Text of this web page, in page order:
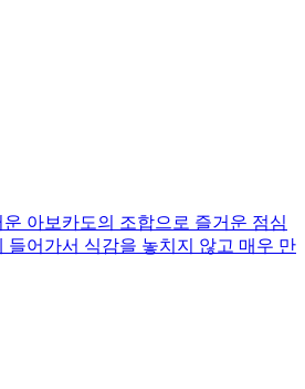
아보카도의 조합으로 즐거운 점심
들어가서 식감을 놓치지 않고 매우 만